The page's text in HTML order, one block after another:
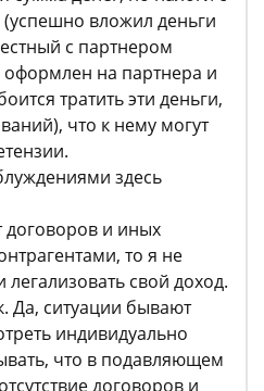
вложил деньги
с партнером
на партнера и
тратить эти деньги,
что к нему могут
здесь
договоров и иных
то я не
легализовать свой доход.
Да, ситуации бывают
индивидуально
что в подавляющем
договоров и